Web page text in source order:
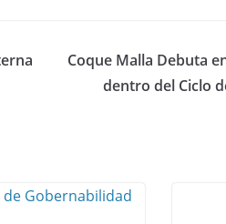
Coque Malla Debuta
dentro del Ciclo